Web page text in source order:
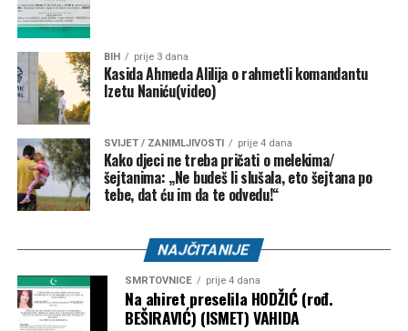
BIH prije 3 dana
Kasida Ahmeda Alilija o rahmetli komandantu
Izetu Naniću(video)
SVIJET / ZANIMLJIVOSTI prije 4 dana
Kako djeci ne treba pričati o melekima/
šejtanima: „Ne budeš li slušala, eto šejtana po
tebe, dat ću im da te odvedu!“
NAJČITANIJE
SMRTOVNICE prije 4 dana
Na ahiret preselila HODŽIĆ (rođ.
BEŠIRAVIĆ) (ISMET) VAHIDA